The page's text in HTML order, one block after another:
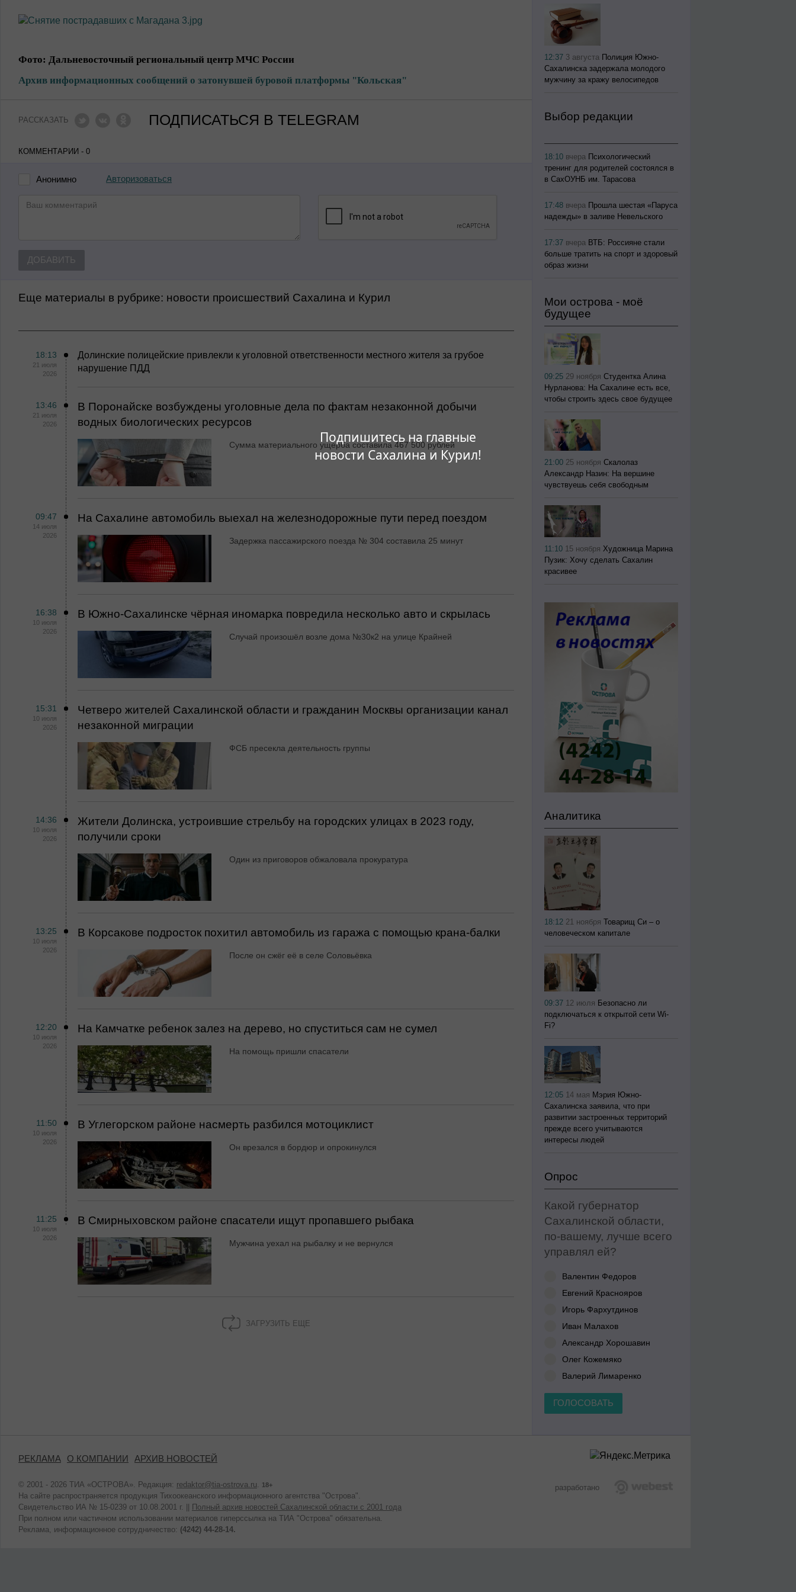
Подпишитесь на главные
новости Сахалина и Курил!
Фото: Дальневосточный региональный центр МЧС России
Архив информационных сообщений о затонувшей буровой платформы "Кольская"
РАССКАЗАТЬ ПОДПИСАТЬСЯ В TELEGRAM
КОММЕНТАРИИ - 0
Анонимно Авторизоваться
ДОБАВИТЬ
Еще материалы в рубрике: Новости происшествий Сахалина и Курил
18:13
21 июля
2026
Долинские полицейские привлекли к уголовной ответственности местного жителя за грубое
нарушение ПДД
13:46
21 июля
2026
В Поронайске возбуждены уголовные дела по фактам незаконной добычи
водных биологических ресурсов
Сумма материального ущерба составила 467 500 рублей
09:47
14 июля
2026
На Сахалине автомобиль выехал на железнодорожные пути перед поездом
Задержка пассажирского поезда № 304 составила 25 минут
16:38
10 июля
2026
В Южно-Сахалинске чёрная иномарка повредила несколько авто и скрылась
Случай произошёл возле дома №30к2 на улице Крайней
15:31
10 июля
2026
Четверо жителей Сахалинской области и гражданин Москвы организации канал
незаконной миграции
ФСБ пресекла деятельность группы
14:36
10 июля
2026
Жители Долинска, устроившие стрельбу на городских улицах в 2023 году,
получили сроки
Один из приговоров обжаловала прокуратура
13:25
10 июля
2026
В Корсакове подросток похитил автомобиль из гаража с помощью крана-балки
После он сжёг её в селе Соловьёвка
12:20
10 июля
2026
На Камчатке ребенок залез на дерево, но спуститься сам не сумел
На помощь пришли спасатели
11:50
10 июля
2026
В Углегорском районе насмерть разбился мотоциклист
Он врезался в бордюр и опрокинулся
11:25
10 июля
2026
В Смирныховском районе спасатели ищут пропавшего рыбака
Мужчина уехал на рыбалку и не вернулся
ЗАГРУЗИТЬ ЕЩЕ
12:37 3 августа Полиция Южно-
Сахалинска задержала молодого
мужчину за кражу велосипедов
Выбор редакции
18:10 вчера Психологический
тренинг для родителей состоялся в
в СахОУНБ им. Тарасова
17:48 вчера Прошла шестая «Паруса
надежды» в заливе Невельского
17:37 вчера ВТБ: Россияне стали
больше тратить на спорт и здоровый
образ жизни
Мои острова - моё
будущее
09:25 29 ноября Студентка Алина
Нурланова: На Сахалине есть все,
чтобы строить здесь свое будущее
21:00 25 ноября Скалолаз
Александр Назин: На вершине
чувствуешь себя свободным
11:10 15 ноября Художница Марина
Пузик: Хочу сделать Сахалин
красивее
Аналитика
18:12 21 ноября Товарищ Си – о
человеческом капитале
09:37 12 июля Безопасно ли
подключаться к открытой сети Wi-
Fi?
12:05 14 мая Мэрия Южно-
Сахалинска заявила, что при
развитии застроенных территорий
прежде всего учитываются
интересы людей
Опрос
Какой губернатор
Сахалинской области,
по-вашему, лучше всего
управлял ей?
Валентин Федоров
Евгений Краснояров
Игорь Фархутдинов
Иван Малахов
Александр Хорошавин
Олег Кожемяко
Валерий Лимаренко
ГОЛОСОВАТЬ
РЕКЛАМА О КОМПАНИИ АРХИВ НОВОСТЕЙ
© 2001 - 2026 ТИА «ОСТРОВА». Редакция: redaktor@tia-ostrova.ru 18+
На сайте распространяется продукция Тихоокеанского информационного агентства "Острова".
Свидетельство ИА № 15-0239 от 10.08.2001 г. ||
Полный архив новостей Сахалинской области с 2001 года
При полном или частичном использовании материалов гиперссылка на ТИА "Острова" обязательна.
Реклама, информационное сотрудничество: (4242) 44-28-14.
разработано